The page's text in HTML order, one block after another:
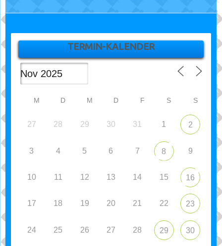
TERMIN-KALENDER
M D M D F S S
27 28 29 30 31 1 2
3 4 5 6 7 8 9
10 11 12 13 14 15 16
17 18 19 20 21 22 23
24 25 26 27 28 29 30